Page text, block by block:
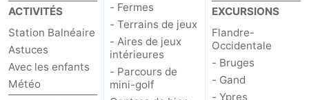
ACTIVITÉS
Station Balnéaire
Astuces
Avec les enfants
Météo
- Fermes
- Terrains de jeux
- Aires de jeux
intérieures
- Parcours de
mini-golf
EXCURSIONS
Flandre-
Occidentale
- Bruges
- Gand
- Ypres